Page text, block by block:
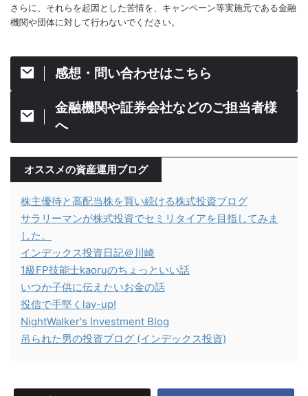
さらに、それらを起因とした苦情を、キャンペーン等実施元である金融
機関や団体に対して行わないでください。
感想・問い合わせはこちら
金融機関や証券会社などのご担当者様
へ
オススメの資産運用ブログ
株主優待と高配当株を買い続ける株式投資ブログ
サラリーマンが株式投資でセミリタイアを目指してみま
した。
インデックス投資日記＠川崎
1級FP技能士kaoruのちょっといい話
いつか子供に伝えたいお金の話
投信で手堅くlay-up!
NightWalker's Investment Blog
吊られた男の投資ブログ (インデックス投資)